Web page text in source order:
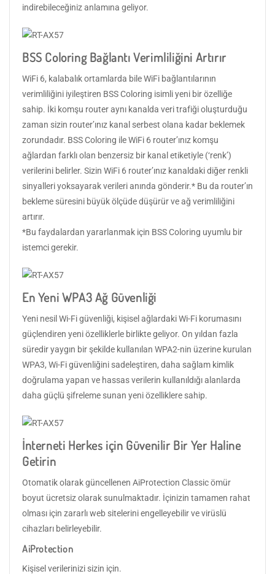
indirebileceğiniz anlamına geliyor.
BSS Coloring Bağlantı Verimliliğini Artırır
WiFi 6, kalabalık ortamlarda bile WiFi bağlantılarının
verimliliğini iyileştiren BSS Coloring isimli yeni bir özelliğe
sahip. İki komşu router aynı kanalda veri trafiği oluşturduğu
zaman sizin router’ınız kanal serbest olana kadar beklemek
zorundadır. BSS Coloring ile WiFi 6 router’ınız komşu
ağlardan farklı olan benzersiz bir kanal etiketiyle (‘renk’)
verilerini belirler. Sizin WiFi 6 router’ınız kanaldaki diğer renkli
sinyalleri yoksayarak verileri anında gönderir.* Bu da router’ın
bekleme süresini büyük ölçüde düşürür ve ağ verimliliğini
artırır.
*Bu faydalardan yararlanmak için BSS Coloring uyumlu bir
istemci gerekir.
En Yeni WPA3 Ağ Güvenliği
Yeni nesil Wi-Fi güvenliği, kişisel ağlardaki Wi-Fi korumasını
güçlendiren yeni özelliklerle birlikte geliyor. On yıldan fazla
süredir yaygın bir şekilde kullanılan WPA2-nin üzerine kurulan
WPA3, Wi-Fi güvenliğini sadeleştiren, daha sağlam kimlik
doğrulama yapan ve hassas verilerin kullanıldığı alanlarda
daha güçlü şifreleme sunan yeni özelliklere sahip.
İnterneti Herkes için Güvenilir Bir Yer Haline
Getirin
Otomatik olarak güncellenen AiProtection Classic ömür
boyut ücretsiz olarak sunulmaktadır. İçinizin tamamen rahat
olması için zararlı web sitelerini engelleyebilir ve virüslü
cihazları belirleyebilir.
AiProtection
Kişisel verilerinizi sizin için.